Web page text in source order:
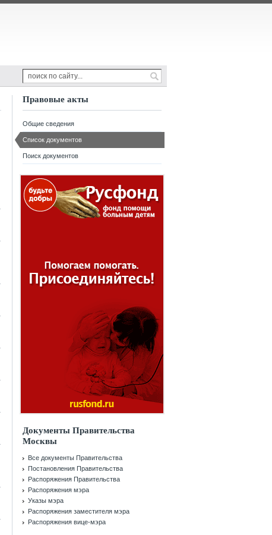
Правовые акты
Общие сведения
Список документов
Поиск документов
Документы Правительства
Москвы
Все документы Правительства
Постановления Правительства
Распоряжения Правительства
Распоряжения мэра
Указы мэра
Распоряжения заместителя мэра
Распоряжения вице-мэра